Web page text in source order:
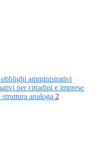
obblighi amministrativi
per cittadini e imprese
analoga 2